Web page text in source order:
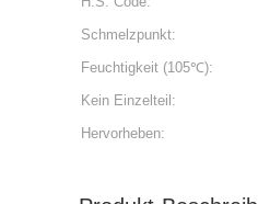
Schmelzpunkt:
Feuchtigkeit (105℃):
Kein Einzelteil:
Hervorheben: